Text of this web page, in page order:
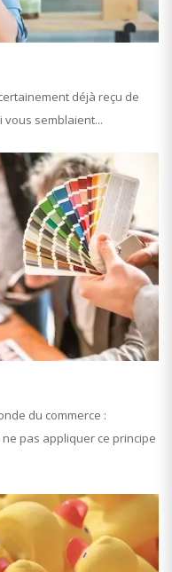
déjà reçu de
semblaient...
du commerce :
pas appliquer ce principe